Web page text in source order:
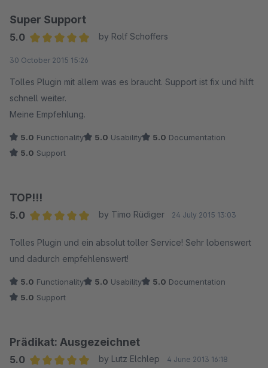
Super Support
5.0
by Rolf Schoffers
30 October 2015 15:26
Tolles Plugin mit allem was es braucht. Support ist fix und hilft
schnell weiter.
Meine Empfehlung.
5.0 Functionality 5.0 Usability 5.0 Documentation
5.0 Support
TOP!!!
5.0
by Timo Rüdiger 24 July 2015 13:03
Tolles Plugin und ein absolut toller Service! Sehr lobenswert
und dadurch empfehlenswert!
5.0 Functionality 5.0 Usability 5.0 Documentation
5.0 Support
Prädikat: Ausgezeichnet
5.0
by Lutz Elchlep 4 June 2013 16:18